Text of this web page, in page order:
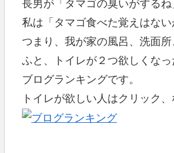
長男が「タマゴの臭いがするね
私は「タマゴ食べた覚えはない
つまり、我が家の風呂、洗面
ふと、トイレが２つ欲しくなっ
ブログランキングです。
トイレが欲しい人はクリック